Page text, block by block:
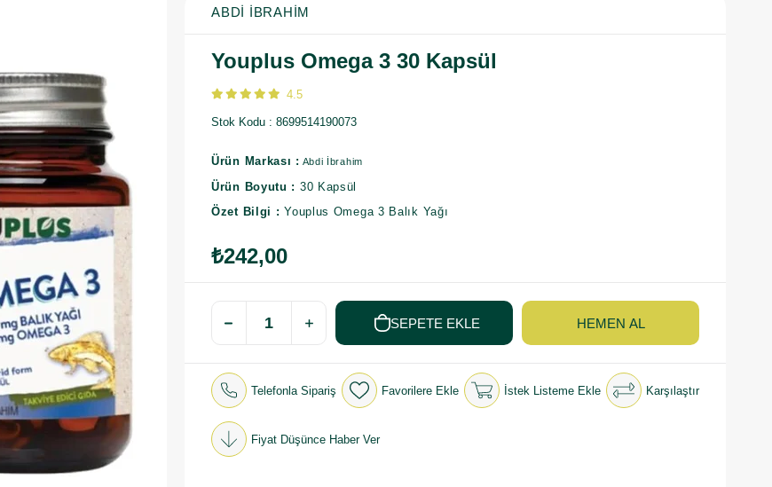
ABDI İBRAHIM
Youplus Omega 3 30 Kapsül
4.5
Stok Kodu 8699514190073
Ürün Markası : Abdi İbrahim
Ürün Boyutu : 30 Kapsül
Özet Bilgi :Youplus Omega 3 Balık Yağı
₺242,00
Telefonla Sipariş Favorilere Ekle İstek Listeme Ekle Karşılaştır
Fiyat Düşünce Haber Ver